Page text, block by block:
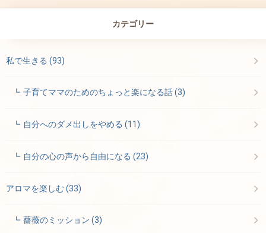
カテゴリー
私で生きる (93)
子育てママのためのちょっと楽になる話(3)
自分へのダメ出しをやめる(11)
自分の心の声から自由になる(23)
アロマを楽しむ(33)
薔薇のミッション(3)